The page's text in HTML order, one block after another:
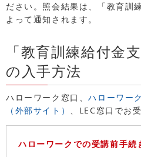
ださい。照会結果は、「教育訓
よって通知されます。
「教育訓練給付金
の入手方法
ハローワーク窓口、ハローワー
（外部サイト） 、LEC窓口でお
ハローワークでの受講前手続